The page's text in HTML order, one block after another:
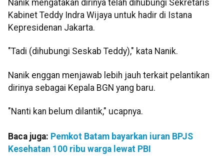
Nanik mengatakan dirinya telah dihubungi Sekretaris
Kabinet Teddy Indra Wijaya untuk hadir di Istana
Kepresidenan Jakarta.
"Tadi (dihubungi Seskab Teddy)," kata Nanik.
Nanik enggan menjawab lebih jauh terkait pelantikan
dirinya sebagai Kepala BGN yang baru.
"Nanti kan belum dilantik," ucapnya.
Baca juga: Pemkot Batam bayarkan iuran BPJS
Kesehatan 100 ribu warga lewat PBI